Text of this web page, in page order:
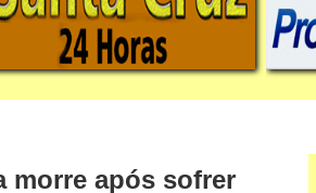
morre após sofrer